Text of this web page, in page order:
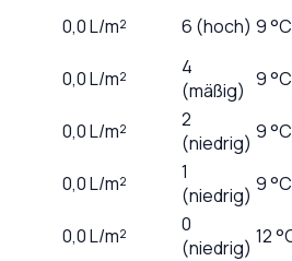
0,0L/m² 6 (hoch) 9 °C
0,0L/m²
4
(mäßig) 9 °C
0,0L/m²
2
(niedrig) 9 °C
0,0L/m²
1
(niedrig) 9 °C
0,0L/m²
0
(niedrig) 12